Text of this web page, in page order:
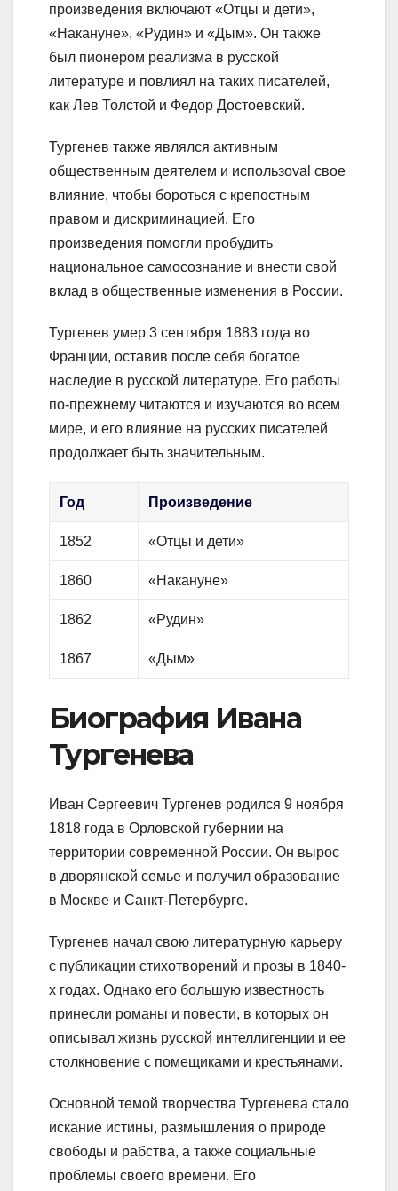
произведения включают «Отцы и дети»,
«Накануне», «Рудин» и «Дым». Он также
был пионером реализма в русской
литературе и повлиял на таких писателей,
как Лев Толстой и Федор Достоевский.
Тургенев также являлся активным
общественным деятелем и использоval свое
влияние, чтобы бороться с крепостным
правом и дискриминацией. Его
произведения помогли пробудить
национальное самосознание и внести свой
вклад в общественные изменения в России.
Тургенев умер 3 сентября 1883 года во
Франции, оставив после себя богатое
наследие в русской литературе. Его работы
по-прежнему читаются и изучаются во всем
мире, и его влияние на русских писателей
продолжает быть значительным.
Год Произведение
1852 «Отцы и дети»
1860 «Накануне»
1862 «Рудин»
1867 «Дым»
Биография Ивана
Тургенева
Иван Сергеевич Тургенев родился 9 ноября
1818 года в Орловской губернии на
территории современной России. Он вырос
в дворянской семье и получил образование
в Москве и Санкт-Петербурге.
Тургенев начал свою литературную карьеру
с публикации стихотворений и прозы в 1840-
х годах. Однако его большую известность
принесли романы и повести, в которых он
описывал жизнь русской интеллигенции и ее
столкновение с помещиками и крестьянами.
Основной темой творчества Тургенева стало
искание истины, размышления о природе
свободы и рабства, а также социальные
проблемы своего времени. Его